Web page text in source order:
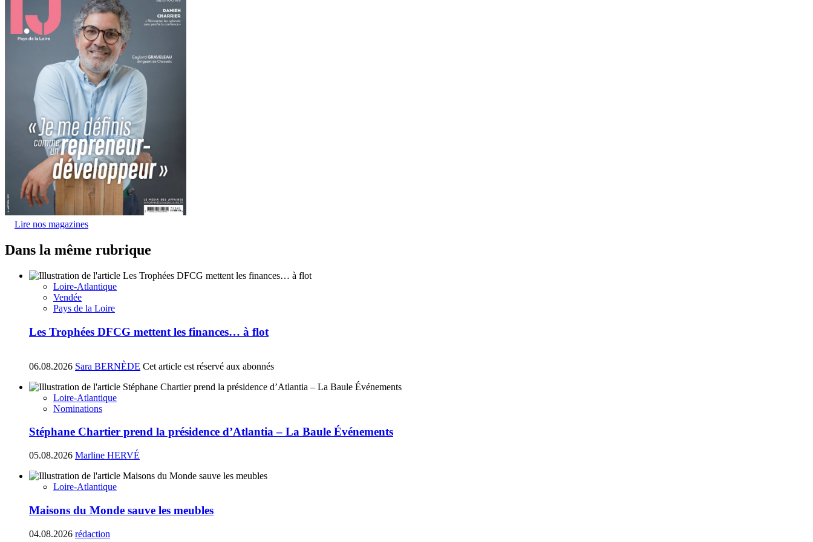
Lire nos magazines
Dans la même rubrique
Loire-Atlantique
Vendée
Pays de la Loire
Les Trophées DFCG mettent les finances… à flot
06.08.2026 Sara BERNÈDE Cet article est réservé aux abonnés
Loire-Atlantique
Nominations
Stéphane Chartier prend la présidence d’Atlantia – La Baule Événements
05.08.2026 Marline HERVÉ
Loire-Atlantique
Maisons du Monde sauve les meubles
04.08.2026 rédaction